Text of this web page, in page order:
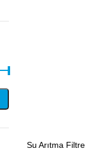
Su Arıtma